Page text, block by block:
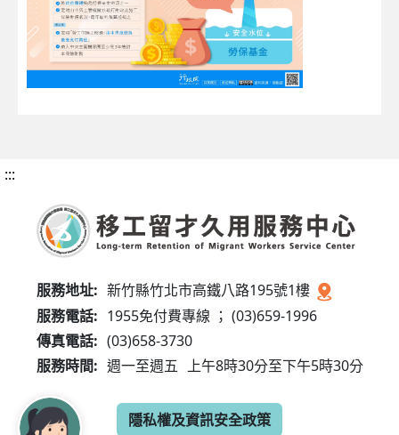
:::
服務地址: 新竹縣竹北市高鐵八路195號1樓
服務電話: 1955免付費專線 ； (03)659-1996
傳真電話: (03)658-3730
服務時間: 週一至週五 上午8時30分至下午5時30分
隱私權及資訊安全政策